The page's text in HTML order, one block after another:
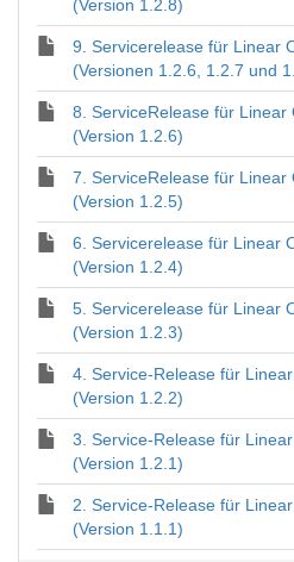
(Version 1.2.8)
9. Servicerelease für Linear
(Versionen 1.2.6, 1.2.7 und
8. ServiceRelease für Linear
(Version 1.2.6)
7. ServiceRelease für Linear
(Version 1.2.5)
6. Servicerelease für Linear
(Version 1.2.4)
5. Servicerelease für Linear
(Version 1.2.3)
4. Service-Release für
(Version 1.2.2)
3. Service-Release für
(Version 1.2.1)
2. Service-Release für
(Version 1.1.1)